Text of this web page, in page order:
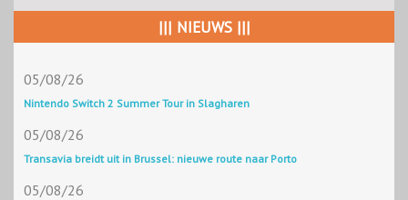
||| NIEUWS |||
05/08/26
Nintendo Switch 2 Summer Tour in Slagharen
05/08/26
Transavia breidt uit in Brussel: nieuwe route naar Porto
05/08/26